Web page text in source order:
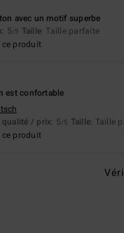
avec un motif superbe
: 5/5 Taille: Taille parfaite
produit
est confortable
qualité / prix: 5/5 Taille: Taille
produit